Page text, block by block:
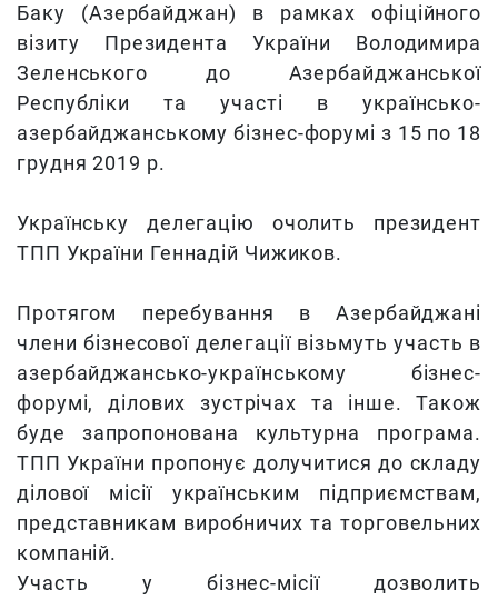
Баку (Азербайджан) в рамках офіційного
візиту Президента України Володимира
Зеленського до Азербайджанської
Республіки та участі в українсько-
азербайджанському бізнес-форумі з 15 по 18
грудня 2019 р.
Українську делегацію очолить президент
ТПП України Геннадій Чижиков.
Протягом перебування в Азербайджані
члени бізнесової делегації візьмуть участь в
азербайджансько-українському бізнес-
форумі, ділових зустрічах та інше. Також
буде запропонована культурна програма.
ТПП України пропонує долучитися до складу
ділової місії українським підприємствам,
представникам виробничих та торговельних
компаній.
Участь у бізнес-місії дозволить